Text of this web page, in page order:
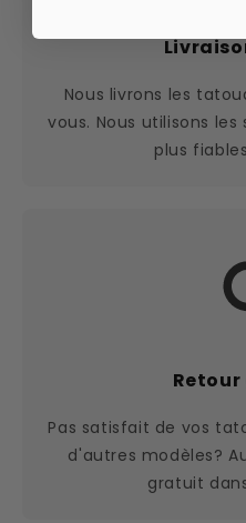
Nous livrons les
vous. Nous utilisons
plus
Pas satisfait de vos
d'autres modèles?
gratuit